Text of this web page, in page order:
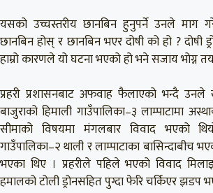
यसको उच्चस्तरीय छानबिन हुनुपर्ने उनले माग
छानबिन होस् र छानबिन भएर दोषी को हो ? दोषी
हाम्रो कारणले यो घटना भएको हो भने सजाय भोग्न
प्रहरी प्रशासनबाट अफवाह फैलाएको भन्दै
बाजुराको हिमाली गाउँपालिका–३ लाम्पाटामा
सीमाको विषयमा मंगलबार विवाद भएको
गाउँपालिका–२ थाली र लाम्पाटाका बासिन्दाबीच
भएका थिए । प्रहरीले पहिले भएको विवाद
हमालको टोली ड्रोनसहित पुग्दा फेरि चर्किएर झडप